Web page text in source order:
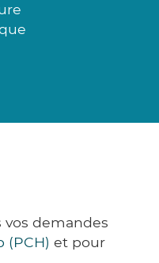
demandes
(PCH) et pour